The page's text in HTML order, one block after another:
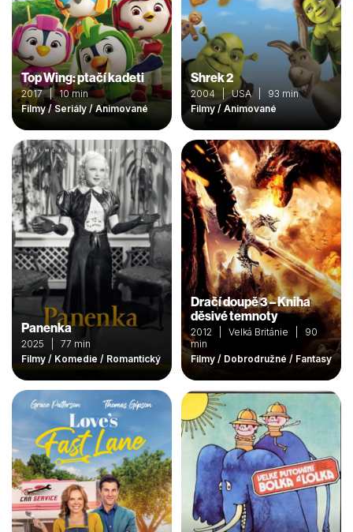
Top Wing: ptačí kadeti
2017 | 10 min
Filmy / Seriály / Animované
Shrek 2
2004 | USA | 93 min
Filmy / Animované
Panenka
2025 | 77 min
Filmy / Komedie / Romantický
Dračí doupě 3 – Kniha
děsivé temnoty
2012 | Velká Británie | 90
min
Filmy / Dobrodružné / Fantasy